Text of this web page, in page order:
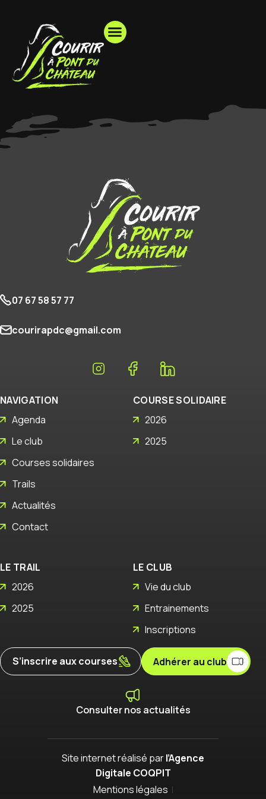
07 67 58 57 77
courirapdc@gmail.com
NAVIGATION
Agenda
Le club
Courses solidaires
Trails
Actualités
Contact
COURSE SOLIDAIRE
2026
2025
LE TRAIL
2026
2025
LE CLUB
Vie du club
Entrainements
Inscriptions
S’inscrire aux courses Adhérer au club
Consulter nos actualités
Site internet réalisé parl’Agence
Digitale COQPIT
Mentions légales